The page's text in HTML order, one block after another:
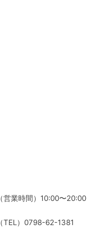
（営業時間）10:00〜20:00
（TEL）0798-62-1381